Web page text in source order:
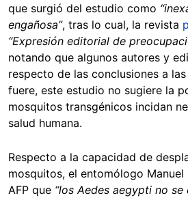
que surgió del estudio como
engañosa”, tras lo cual, la revista
“Expresión editorial de
notando que algunos autores y
respecto de las conclusiones a
fuere, este estudio no sugiere la
mosquitos transgénicos incidan
salud humana.
Respecto a la capacidad de
mosquitos, el entomólogo
AFP que “los Aedes aegypti no se